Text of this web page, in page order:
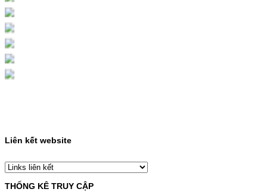
HỘP MỰC MÀU SAMSUNG
CLT-403S CHO DÒNG MÁY
SL-C435/C436
HỘP MỰC MÀU SAMSUNG CLT-403S CHO
DÒNG MÁY SL-C435/C436MÃ HỘP MỰC:-
Samsung CLT-403S- Loại mực: Mực in laser
màuSỬ DỤNG CHO MÁY IN:- Samsung SL-
HỘP MỰC HP 110A
(W1110A) CHO DÒNG MÁY
LBP 243/MF 461DW
Liên kết website
THỐNG KÊ TRUY CẬP